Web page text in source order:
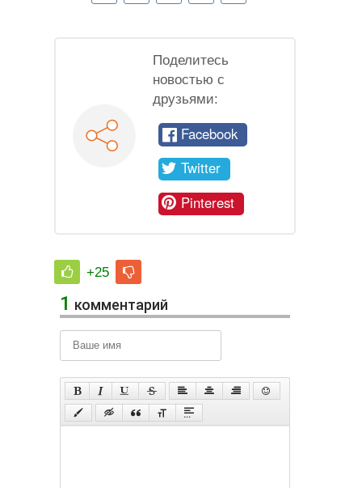
Поделитесь
новостью с
друзьями:
Facebook
Twitter
Pinterest
+25
1 комментарий